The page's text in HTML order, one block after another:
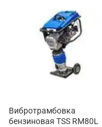
Вибротрамбовка
бензиновая TSS RM80L